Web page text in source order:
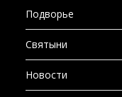
Подворье
Святыни
Новости